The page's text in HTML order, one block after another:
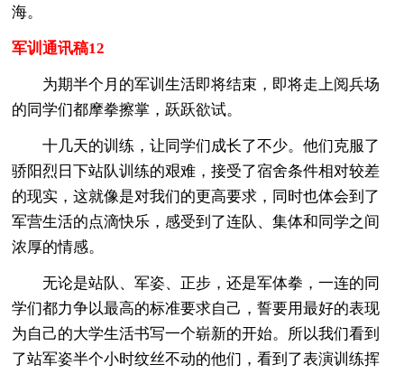
海。
军训通讯稿12
为期半个月的军训生活即将结束，即将走上阅兵场
的同学们都摩拳擦掌，跃跃欲试。
十几天的训练，让同学们成长了不少。他们克服了
骄阳烈日下站队训练的艰难，接受了宿舍条件相对较差
的现实，这就像是对我们的更高要求，同时也体会到了
军营生活的点滴快乐，感受到了连队、集体和同学之间
浓厚的情感。
无论是站队、军姿、正步，还是军体拳，一连的同
学们都力争以最高的标准要求自己，誓要用最好的表现
为自己的大学生活书写一个崭新的开始。所以我们看到
了站军姿半个小时纹丝不动的他们，看到了表演训练挥